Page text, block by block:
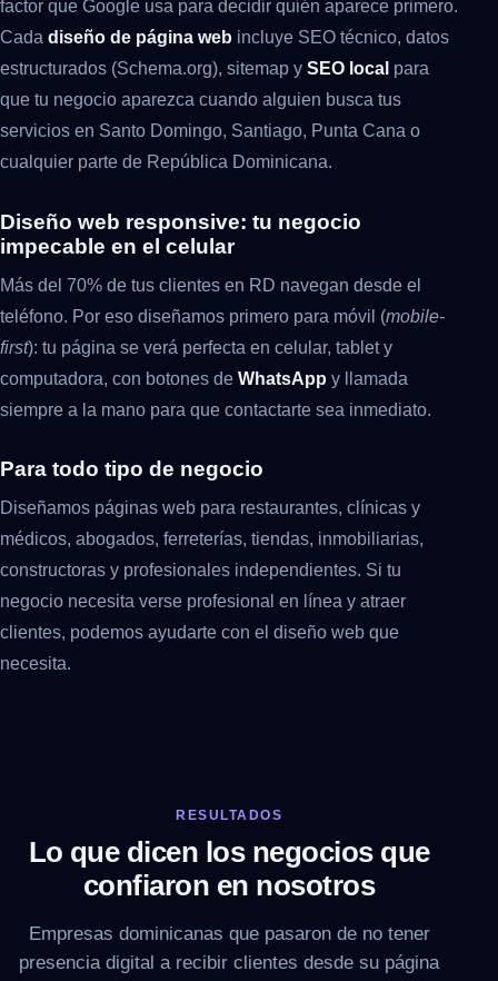
factor que Google usa para decidir quién aparece primero.
Cada diseño de página web incluye SEO técnico, datos
estructurados (Schema.org), sitemap y SEO local para
que tu negocio aparezca cuando alguien busca tus
servicios en Santo Domingo, Santiago, Punta Cana o
cualquier parte de República Dominicana.
Diseño web responsive: tu negocio
impecable en el celular
Más del 70% de tus clientes en RD navegan desde el
teléfono. Por eso diseñamos primero para móvil (mobile-
first): tu página se verá perfecta en celular, tablet y
computadora, con botones de WhatsApp y llamada
siempre a la mano para que contactarte sea inmediato.
Para todo tipo de negocio
Diseñamos páginas web para restaurantes, clínicas y
médicos, abogados, ferreterías, tiendas, inmobiliarias,
constructoras y profesionales independientes. Si tu
negocio necesita verse profesional en línea y atraer
clientes, podemos ayudarte con el diseño web que
necesita.
RESULTADOS
Lo que dicen los negocios que
confiaron en nosotros
Empresas dominicanas que pasaron de no tener
presencia digital a recibir clientes desde su página